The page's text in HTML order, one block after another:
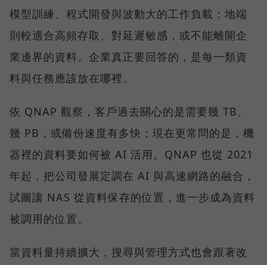
模型訓練、程式開發與波動大的工作負載；地端
則較適合高頻存取、對延遲敏感，或不能離開企
業邊界的資料。企業真正要回答的，是每一類資
料與任務應該放在哪裡。
依 QNAP 觀察，客戶過去關心的是需要幾 TB、
幾 PB，或備份速度有多快；現在更常問的是，機
器裡的資料要如何被 AI 活用。QNAP 也從 2021
年起，把公司發展定調在 AI 與高速網路的融合，
試圖讓 NAS 從資料保存的位置，進一步成為資料
被調用的位置。
當資料量持續擴大，搜尋與管理方式也會跟著改